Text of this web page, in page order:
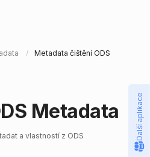
Metadata čištění ODS
Metadata
a vlastností z ODS Další aplikace